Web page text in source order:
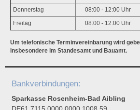
Donnerstag 08:00 - 12:00 Uhr
Freitag 08:00 - 12:00 Uhr
Um telefonische Terminvereinbarung wird
insbesondere im Standesamt und Bauamt.
Bankverbindungen:
Sparkasse Rosenheim-Bad Aibling